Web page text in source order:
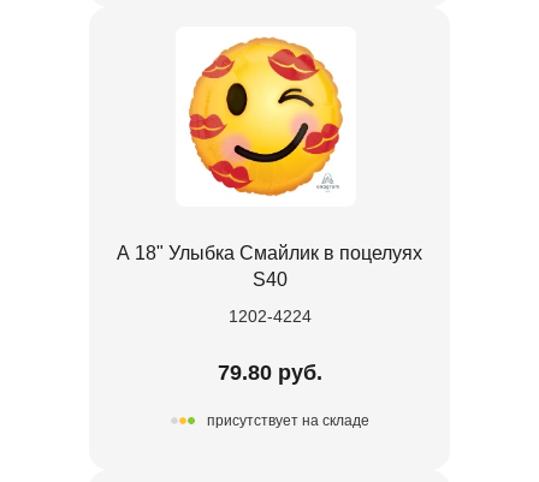
А 18" Улыбка Смайлик в поцелуях
S40
1202-4224
79.80 руб.
присутствует на складе